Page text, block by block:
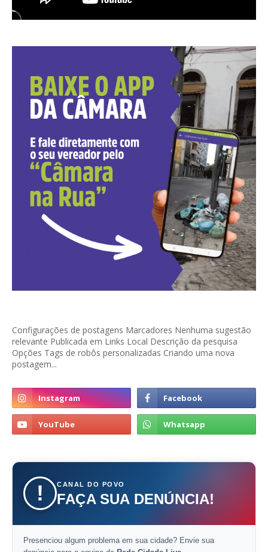
Configurações de postagens Marcadores Nenhuma sugestão
relevante Publicada em Links Local Descrição da pesquisa
Opções Tags de robôs personalizadas Criando uma nova
postagem...
! CANAL DO POVO
FAÇA SUA DENÚNCIA!
Presenciou algum problema em sua cidade? Envie sua